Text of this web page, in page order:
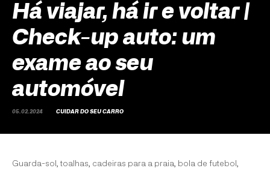
Há viajar, há ir e voltar |
Check-up auto: um
exame ao seu
automóvel
05.02.2024 CUIDAR DO SEU CARRO
Guarda-sol, toalhas, cadeiras para a praia, bola de futebol,